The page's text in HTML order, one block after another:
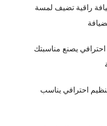
راقية تضيف لمسة
يصنع مناسبتك
احترافي يناسب